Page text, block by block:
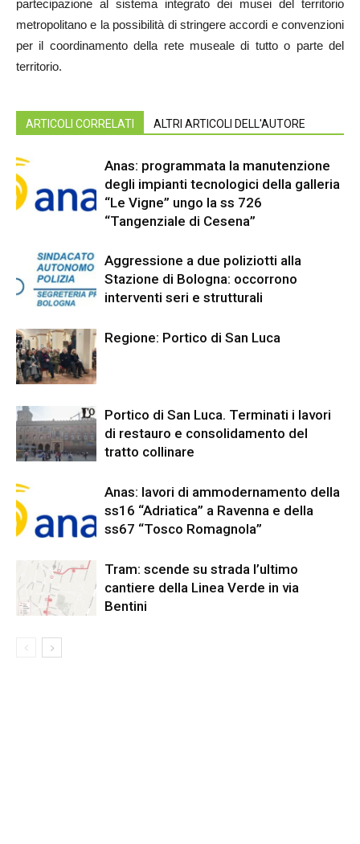
partecipazione al sistema integrato dei musei del territorio
metropolitano e la possibilità di stringere accordi e convenzioni
per il coordinamento della rete museale di tutto o parte del
territorio.
ARTICOLI CORRELATI ALTRI ARTICOLI DELL'AUTORE
Anas: programmata la manutenzione
degli impianti tecnologici della galleria
“Le Vigne” ungo la ss 726
“Tangenziale di Cesena”
Aggressione a due poliziotti alla
Stazione di Bologna: occorrono
interventi seri e strutturali
Regione: Portico di San Luca
Portico di San Luca. Terminati i lavori
di restauro e consolidamento del
tratto collinare
Anas: lavori di ammodernamento della
ss16 “Adriatica” a Ravenna e della
ss67 “Tosco Romagnola”
Tram: scende su strada l’ultimo
cantiere della Linea Verde in via
Bentini